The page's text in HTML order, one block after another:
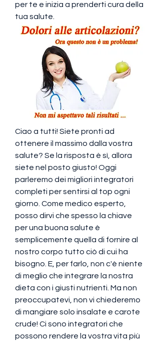
per te e inizia a prenderti cura della
tua salute.
Ciao a tutti! Siete pronti ad
ottenere il massimo dalla vostra
salute? Se la risposta è sì, allora
siete nel posto giusto! Oggi
parleremo dei migliori integratori
completi per sentirsi al top ogni
giorno. Come medico esperto,
posso dirvi che spesso la chiave
per una buona salute è
semplicemente quella di fornire al
nostro corpo tutto ciò di cui ha
bisogno. E, per farlo, non c'è niente
di meglio che integrare la nostra
dieta con i giusti nutrienti. Ma non
preoccupatevi, non vi chiederemo
di mangiare solo insalate e carote
crude! Ci sono integratori che
possono rendere la vostra vita più